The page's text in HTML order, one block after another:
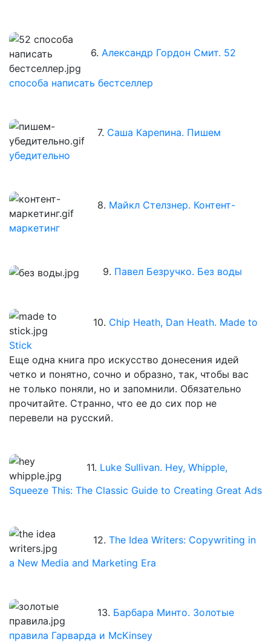
6. Александр Гордон Смит. 52
способа написать бестселлер
7. Саша Карепина. Пишем
убедительно
8. Майкл Стелзнер. Контент-
маркетинг
9. Павел Безручко. Без воды
10. Chip Heath, Dan Heath. Made to
Stick
Еще одна книга про искусство донесения идей
четко и понятно, сочно и образно, так, чтобы вас
не только поняли, но и запомнили. Обязательно
прочитайте. Странно, что ее до сих пор не
перевели на русский.
11. Luke Sullivan. Hey, Whipple,
Squeeze This: The Classic Guide to Creating Great Ads
12. The Idea Writers: Copywriting in
a New Media and Marketing Era
13. Барбара Минто. Золотые
правила Гарварда и McKinsey